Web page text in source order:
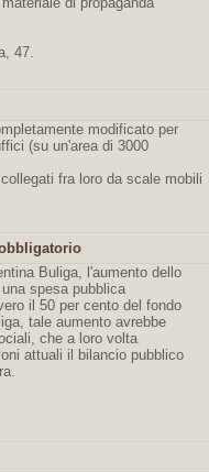
47.
modificato per
(su un'area di 3000
fra loro da scale mobili
Buliga, l'aumento dello
spesa pubblica
il 50 per cento del fondo
tale aumento avrebbe
che a loro volta
attuali il bilancio pubblico